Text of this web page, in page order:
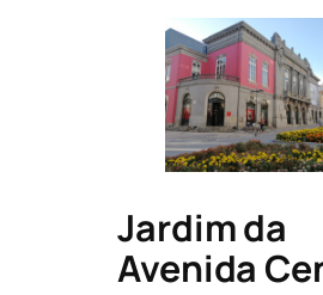
Jardim da
Avenida